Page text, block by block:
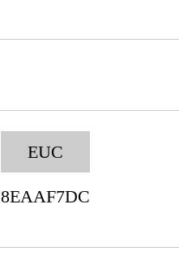
EUC
8EAAF7DC